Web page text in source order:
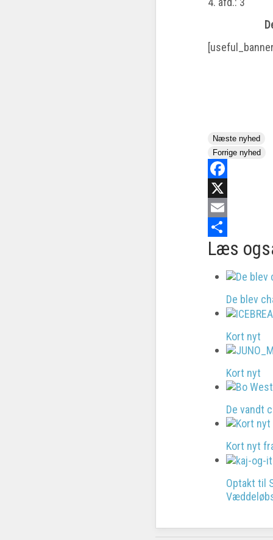
Næste nyhed
Forrige nyhed
Facebook
X
Email
Share
Læs
De blev
Kort nyt
Kort nyt
De vandt
Kort nyt
Optakt til